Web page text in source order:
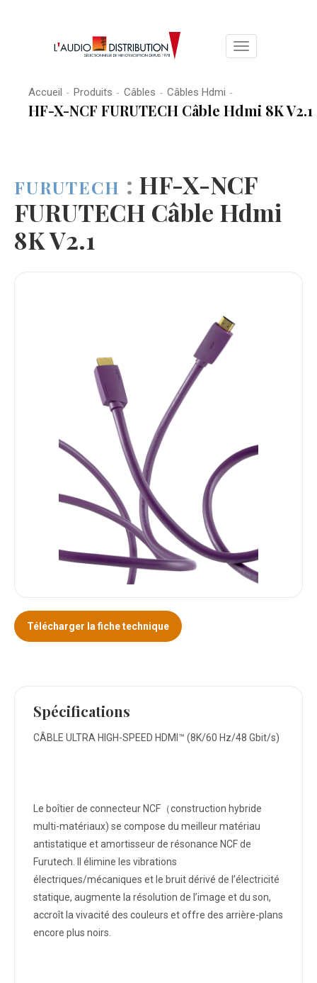
Toggle
navigation
Accueil - Produits - Câbles - Câbles Hdmi -
HF-X-NCF FURUTECH Câble Hdmi 8K V2.1
FURUTECH : HF-X-NCF
FURUTECH Câble Hdmi
8K V2.1
Télécharger la fiche technique
Spécifications
CÂBLE ULTRA HIGH-SPEED HDMI™ (8K/60 Hz/48 Gbit/s)
Le boîtier de connecteur NCF（construction hybride
multi-matériaux) se compose du meilleur matériau
antistatique et amortisseur de résonance NCF de
Furutech. Il élimine les vibrations
électriques/mécaniques et le bruit dérivé de l’électricité
statique, augmente la résolution de l’image et du son,
accroît la vivacité des couleurs et offre des arrière-plans
encore plus noirs.